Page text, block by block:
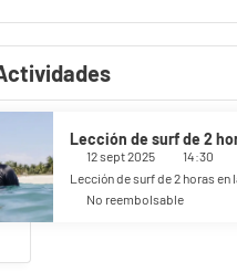
en tu propia casa en
tuyos. Además, podrás
se incluyen escritorio y
BUGAMBILIAS de este
horario limitado. Se ofrece
de negocios, un servicio de
En este complejo turístico tienes
podrás aprovechar
Lección de surf de 2
12 sept 2025 14:30
Lección de surf de 2 horas
No reembolsable